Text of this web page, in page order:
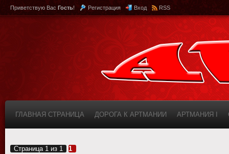
Приветствую Вас Гость! Регистрация Вход RSS
ГЛАВНАЯ СТРАНИЦА ДОРОГА К АРТМАНИИ АРТМАНИЯ I
Страница 1 из 1 1